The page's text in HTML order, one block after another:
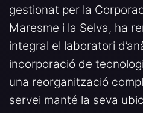
gestionat per la
Maresme i la Selva, ha
integral el laboratori
incorporació de
una reorganització
servei manté la seva